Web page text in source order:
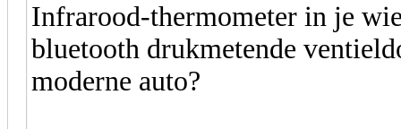
Infrarood-thermometer in je
bluetooth drukmetende
moderne auto?